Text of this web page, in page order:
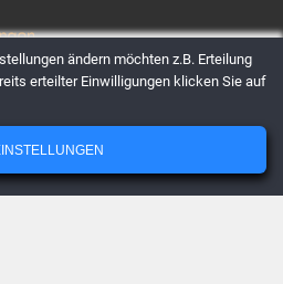
ändern möchten z.B. Erteilung
erteilter Einwilligungen klicken Sie auf